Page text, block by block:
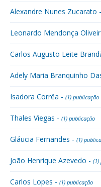
Alexandre Nunes Zucarato -
Leonardo Mendonça
Carlos Augusto Leite
Adely Maria Branquinho
Isadora Corrêa - (1) publicação
Thales Viegas - (1) publicação
Gláucia Fernandes - (1)
João Henrique Azevedo - (1)
Carlos Lopes - (1) publicação